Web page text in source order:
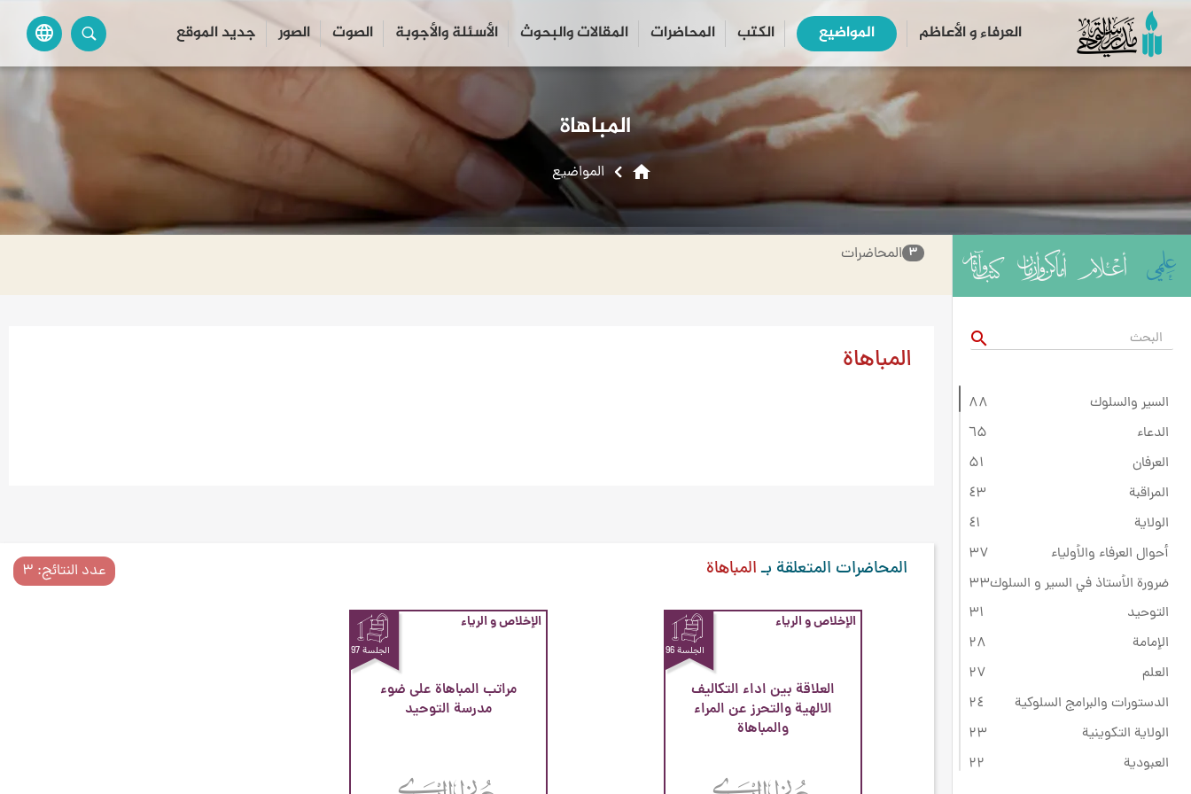
العرفاء و الأعاظم المواضیع الكتب المحاضرات المقالات والبحوث الأسئلة والأجوبة الصوت الصور جديد الموقع language search
close
المباهاة
home المواضیع
search
السير والسلوك
۸۸
الدعاء
٦۵
العرفان
۵۱
المراقبة
٤۳
الولاية
٤۱
أحوال العرفاء والأولياء
۳۷
ضرورة الأستاذ في السير و السلوك۳۳
التوحيد
۳۱
الإمامة
۲۸
العلم
۲۷
الدستورات والبرامج السلوكية
۲٤
الولاية التكوينية
۲۳
العبودية
۲۲
۳ المحاضرات
المباهاة
المحاضرات المتعلقة بـالمباهاة عدد النتائج: ۳
الإخلاص و الرياء
الجلسة 96
العلاقة بين اداء التكاليف
الالهية والتحرز عن المراء
والمباهاة
الإخلاص و الرياء
الجلسة 97
مراتب المباهاة على ضوء
مدرسة التوحيد